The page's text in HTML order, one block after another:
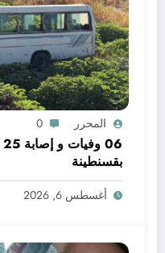
المحرر 0
بقسنطينة
أغسطس 6, 2026